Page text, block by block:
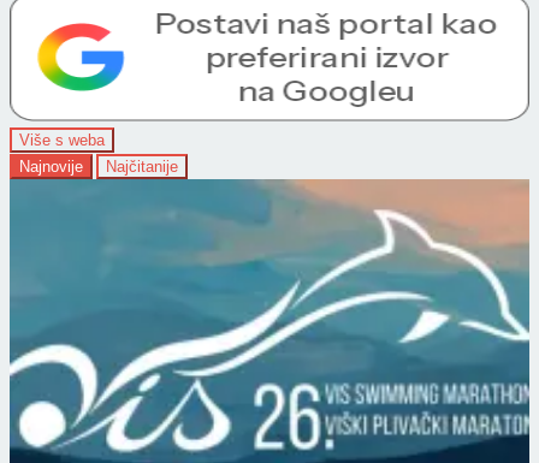
Više s weba
Najnovije
Najčitanije